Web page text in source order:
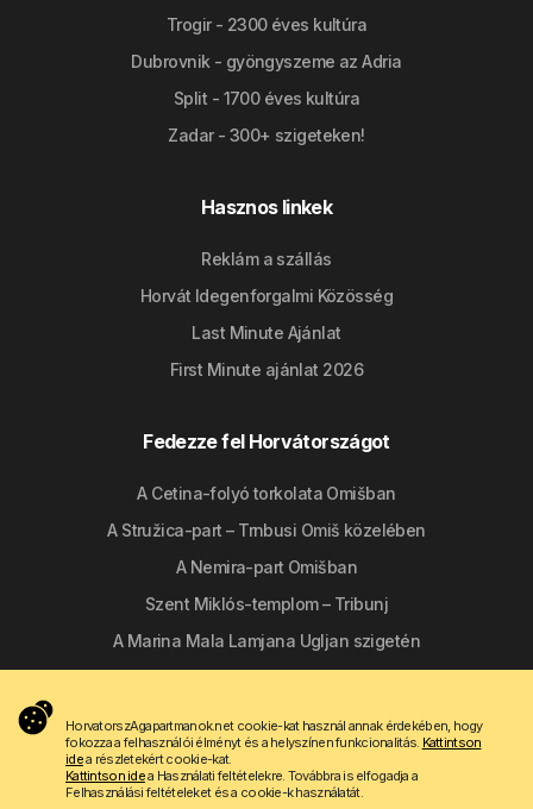
Trogir - 2300 éves kultúra
Dubrovnik - gyöngyszeme az Adria
Split - 1700 éves kultúra
Zadar - 300+ szigeteken!
Hasznos linkek
Reklám a szállás
Horvát Idegenforgalmi Közösség
Last Minute Ajánlat
First Minute ajánlat 2026
Fedezze fel Horvátországot
A Cetina-folyó torkolata Omišban
A Stružica-part – Trnbusi Omiš közelében
A Nemira-part Omišban
Szent Miklós-templom – Tribunj
A Marina Mala Lamjana Ugljan szigetén
HorvatorszAgapartmanok.net cookie-kat használ annak érdekében, hogy
fokozza a felhasználói élményt és a helyszínen funkcionalitás. Kattintson
idea részletekért cookie-kat.
Kattintson idea Használati feltételekre. Továbbra is elfogadja a
Felhasználási feltételeket és a cookie-k használatát.